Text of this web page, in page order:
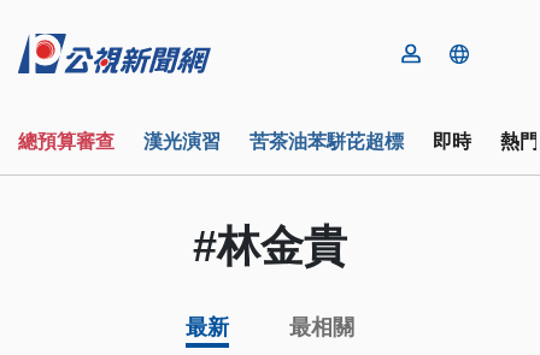
總預算審查 漢光演習 苦茶油苯駢芘超標 即時 熱
#林金貴
最新 最相關